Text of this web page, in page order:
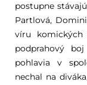
postupne
Partlová,
víru komických
podprahový
pohlavia v
nechal na